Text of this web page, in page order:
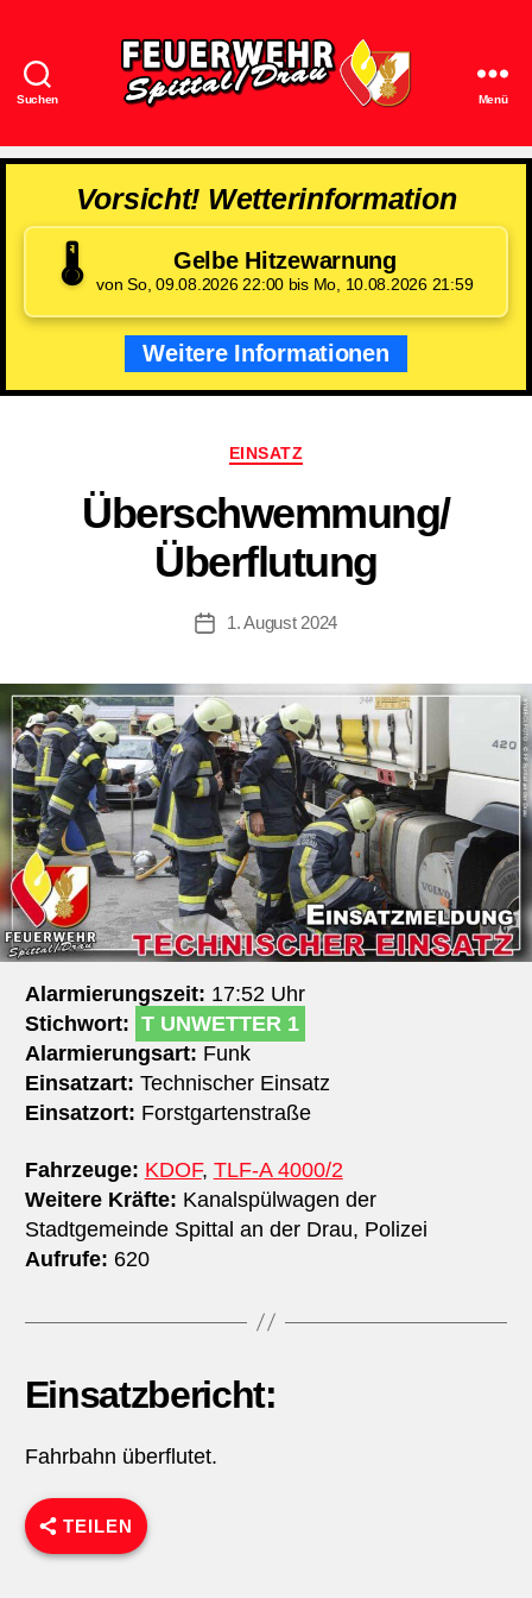
Suchen
Spittal/Drau
Menü
Vorsicht! Wetterinformation
🌡️ Gelbe Hitzewarnung
von So, 09.08.2026 22:00 bis Mo, 10.08.2026 21:59
Weitere Informationen
Kategorien
EINSATZ
Überschwemmung/
Überflutung
Beitragsdatum
1. August 2024
Alarmierungszeit: 17:52 Uhr
Stichwort: T UNWETTER 1
Alarmierungsart: Funk
Einsatzart: Technischer Einsatz
Einsatzort: Forstgartenstraße
Fahrzeuge: KDOF, TLF-A 4000/2
Weitere Kräfte: Kanalspülwagen der
Stadtgemeinde Spittal an der Drau, Polizei
Aufrufe: 620
Einsatzbericht:
Fahrbahn überflutet.
TEILEN